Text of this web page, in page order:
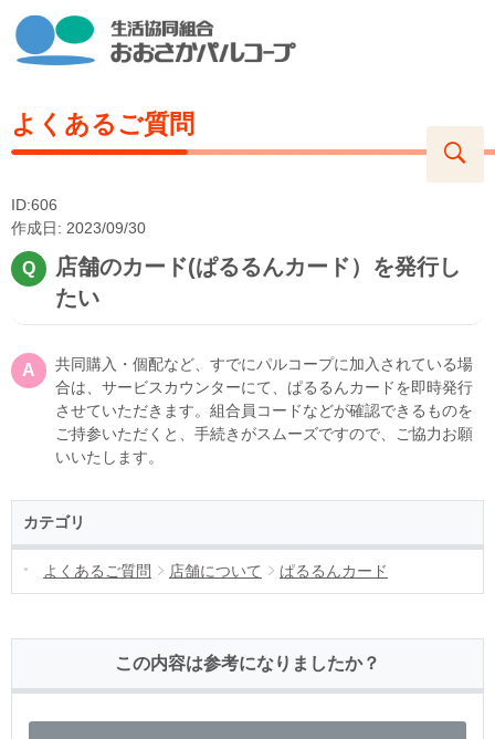
よくあるご質問
ID:606
作成日: 2023/09/30
店舗のカード(ぱるるんカード）を発行し
たい
共同購入・個配など、すでにパルコープに加入されている場
合は、サービスカウンターにて、ぱるるんカードを即時発行
させていただきます。組合員コードなどが確認できるものを
ご持参いただくと、手続きがスムーズですので、ご協力お願
いいたします。
カテゴリ
よくあるご質問 店舗について ぱるるんカード
この内容は参考になりましたか？